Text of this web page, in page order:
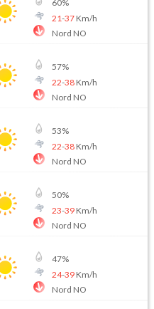
60%
21-37Km/h
Nord NO
57%
22-38Km/h
Nord NO
53%
22-38Km/h
Nord NO
50%
23-39Km/h
Nord NO
47%
24-39Km/h
Nord NO